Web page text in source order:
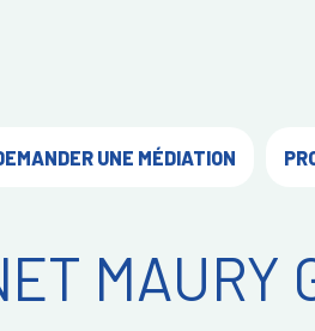
UNE MÉDIATION
MAURY